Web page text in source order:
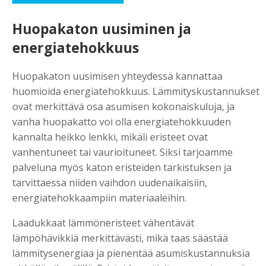
Huopakaton uusiminen ja
energiatehokkuus
Huopakaton uusimisen yhteydessä kannattaa
huomioida energiatehokkuus. Lämmityskustannukset
ovat merkittävä osa asumisen kokonaiskuluja, ja
vanha huopakatto voi olla energiatehokkuuden
kannalta heikko lenkki, mikäli eristeet ovat
vanhentuneet tai vaurioituneet. Siksi tarjoamme
palveluna myös katon eristeiden tarkistuksen ja
tarvittaessa niiden vaihdon uudenaikaisiin,
energiatehokkaampiin materiaaleihin.
Laadukkaat lämmöneristeet vähentävät
lämpöhävikkiä merkittävästi, mikä taas säästää
lämmitysenergiaa ja pienentää asumiskustannuksia